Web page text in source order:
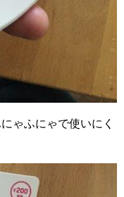
ゃふにゃで使いにく